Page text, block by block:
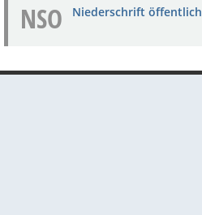
NSO Niederschrift öffentlich